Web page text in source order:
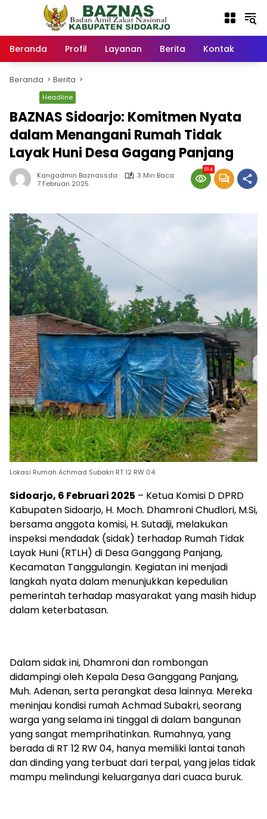
Beranda
Profil Layanan Berita Kontak
Beranda Berita
Headline
BAZNAS Sidoarjo: Komitmen Nyata
dalam Menangani Rumah Tidak
Layak Huni Desa Gagang Panjang
Kangadmin Baznassda
3 Min Baca
7 Februari 2025
814
Lokasi Rumah Achmad Subakri RT 12 RW 04
Sidoarjo, 6 Februari 2025 – Ketua Komisi D DPRD
Kabupaten Sidoarjo, H. Moch. Dhamroni Chudlori, M.Si,
bersama anggota komisi, H. Sutadji, melakukan
inspeksi mendadak (sidak) terhadap Rumah Tidak
Layak Huni (RTLH) di Desa Ganggang Panjang,
Kecamatan Tanggulangin. Kegiatan ini menjadi
langkah nyata dalam menunjukkan kepedulian
pemerintah terhadap masyarakat yang masih hidup
dalam keterbatasan.
Dalam sidak ini, Dhamroni dan rombongan
didampingi oleh Kepala Desa Ganggang Panjang,
Muh. Adenan, serta perangkat desa lainnya. Mereka
meninjau kondisi rumah Achmad Subakri, seorang
warga yang selama ini tinggal di dalam bangunan
yang sangat memprihatinkan. Rumahnya, yang
berada di RT 12 RW 04, hanya memiliki lantai tanah
dan dinding yang terbuat dari terpal, yang jelas tidak
mampu melindungi keluarganya dari cuaca buruk.